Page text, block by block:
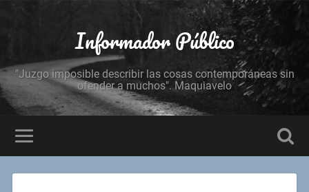
Informador Público
"Juzgo imposible describir las cosas contemporáneas sin
ofender a muchos". Maquiavelo